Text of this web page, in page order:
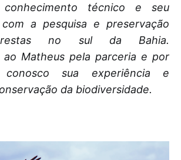
técnico e seu
a pesquisa e preservação
no sul da Bahia.
ao Matheus pela parceria e por
conosco sua experiência e
da biodiversidade.